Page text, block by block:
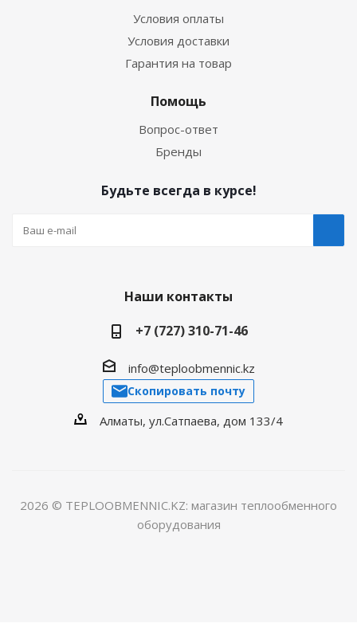
Условия оплаты
Условия доставки
Гарантия на товар
Помощь
Вопрос-ответ
Бренды
Будьте всегда в курсе!
Наши контакты
+7 (727) 310-71-46
info@teploobmennic.kz
Скопировать почту
Алматы, ул.Сатпаева, дом 133/4
2026 © TEPLOOBMENNIC.KZ: магазин теплообменного
оборудования